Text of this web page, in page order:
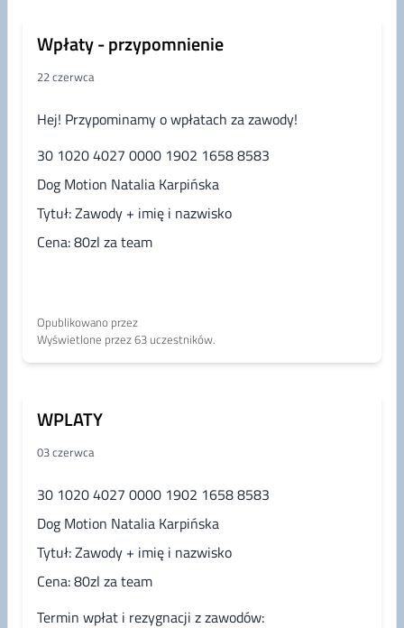
Wpłaty - przypomnienie
22 czerwca
Hej! Przypominamy o wpłatach za zawody!
30 1020 4027 0000 1902 1658 8583
Dog Motion Natalia Karpińska
Tytuł: Zawody + imię i nazwisko
Cena: 80zl za team
Opublikowano przez
Wyświetlone przez 63 uczestników.
WPLATY
03 czerwca
30 1020 4027 0000 1902 1658 8583
Dog Motion Natalia Karpińska
Tytuł: Zawody + imię i nazwisko
Cena: 80zl za team
Termin wpłat i rezygnacji z zawodów: